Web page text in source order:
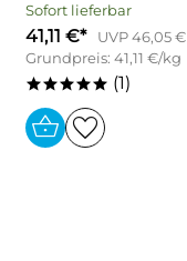
Sofort lieferbar
41,11 €*
UVP 46,05 €
Grundpreis: 41,11 €/kg
***** (1)